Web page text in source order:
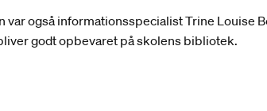
var også informationsspecialist Trine Louise
godt opbevaret på skolens bibliotek.